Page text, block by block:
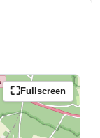
Fullscreen